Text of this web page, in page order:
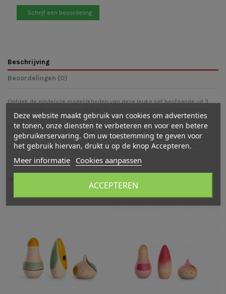
Schrijf een beoordeling
Beschrijving
Beoordelingen (0)
Ontdek de eindeloze mogelijkheden van deze leuke set bestaande uit 3
vormgegeven en hebben een speelse betekening in de kleuren blauw,
paars en geel. Super leuk om eindeloos zowel binnen als buiten mee te
spelen.
Maat: Hoogte grootse diertje: 7 cm, doorsnede breedste diertje: 4 cm
Deze website maakt gebruik van cookies om advertenties
te tonen, onze diensten te verbeteren en voor een betere
gebruikerservaring. Om uw toestemming te geven voor
het gebruik hiervan, drukt u op de knop Accepteren.
Meer informatie Cookies aanpassen
ACCEPTEREN